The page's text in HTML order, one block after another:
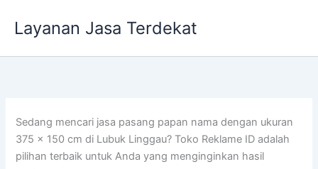
Layanan Jasa Terdekat
Sedang mencari jasa pasang papan nama dengan ukuran
375 x 150 cm di Lubuk Linggau? Toko Reklame ID adalah
pilihan terbaik untuk Anda yang menginginkan hasil